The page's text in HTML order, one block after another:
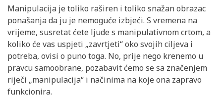
Manipulacija je toliko raširen i toliko snažan obrazac
ponašanja da ju je nemoguće izbjeći. S vremena na
vrijeme, susretat ćete ljude s manipulativnom crtom, a
koliko će vas uspjeti „zavrtjeti“ oko svojih ciljeva i
potreba, ovisi o puno toga. No, prije nego krenemo u
pravcu samoobrane, pozabavit ćemo se sa značenjem
riječi „manipulacija“ i načinima na koje ona zapravo
funkcionira.